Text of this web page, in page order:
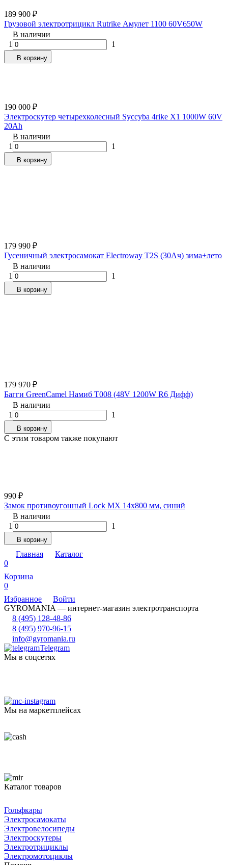
189 900 ₽
Грузовой электротрицикл Rutrike Амулет 1100 60V650W
В наличии
1
1
В корзину
190 000 ₽
Электроскутер четырехколесный Syccyba 4rike X1 1000W 60V
20Ah
В наличии
1
1
В корзину
179 990 ₽
Гусеничный электросамокат Electroway T2S (30Ач) зима+лето
В наличии
1
1
В корзину
179 970 ₽
Багги GreenCamel Намиб T008 (48V 1200W R6 Дифф)
В наличии
1
1
В корзину
C этим товаром также покупают
990 ₽
Замок противоугонный Lock MX 14х800 мм, синий
В наличии
1
1
В корзину
Главная
Каталог
0
Корзина
0
Избранное
Войти
GYROMANIA — интернет-магазин электротранспорта
8 (495) 128-48-86
8 (495) 970-96-15
info@gyromania.ru
Telegram
Мы в соцсетях
Мы на маркетплейсах
Каталог товаров
Гольфкары
Электросамокаты
Электровелосипеды
Электроскутеры
Электротрициклы
Электромотоциклы